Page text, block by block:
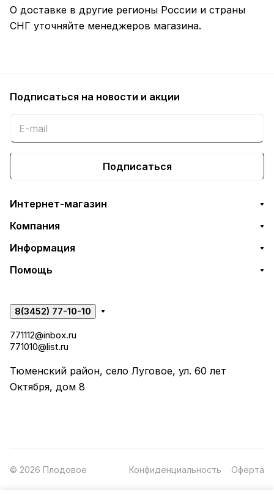
О доставке в другие регионы России и страны
СНГ уточняйте менеджеров магазина.
Подписаться на новости и акции
Подписаться
Интернет-магазин
Компания
Информация
Помощь
8(3452) 77-10-10
771112@inbox.ru
771010@list.ru
Тюменский район, село Луговое, ул. 60 лет
Октября, дом 8
© 2026 Плодовое Конфиденциальность Оферта